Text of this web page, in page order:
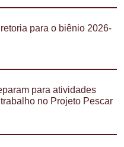
para o biênio 2026-
para atividades
no Projeto Pescar